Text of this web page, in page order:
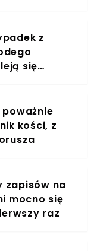
z
się
poważnie
kości, z
zapisów na
mocno się
raz